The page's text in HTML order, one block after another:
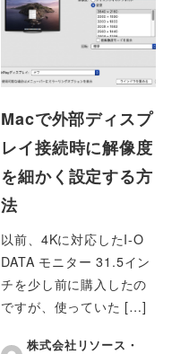
Macで外部ディスプ
レイ接続時に解像度
を細かく設定する方
法
以前、4Kに対応したI-O
DATA モニター 31.5イン
チを少し前に購入したの
ですが、使っていた […]
株式会社リソース・